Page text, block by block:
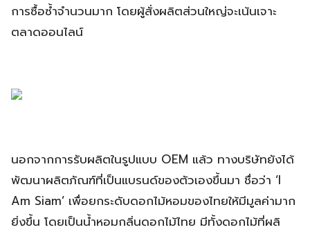
การซื้อซ้ำจำนวนมาก โดยผู้สั่งผลิตส่วนใหญ่จะเน้นเจาะ
ตลาดออนไลน์
นอกจากการรับผลิตในรูปแบบ OEM แล้ว ทางบริษัทยังได้
พัฒนาผลิตภัณฑ์ที่เป็นแบรนด์ของตัวเองขึ้นมา ชื่อว่า ‘I
Am Siam’ เพื่อยกระดับดอกไม้หอมของไทยให้มีมูลค่ามาก
ยิ่งขึ้น โดยเป็นน้ำหอมกลิ่นดอกไม้ไทย มีทั้งดอกไม้ที่ผลิ